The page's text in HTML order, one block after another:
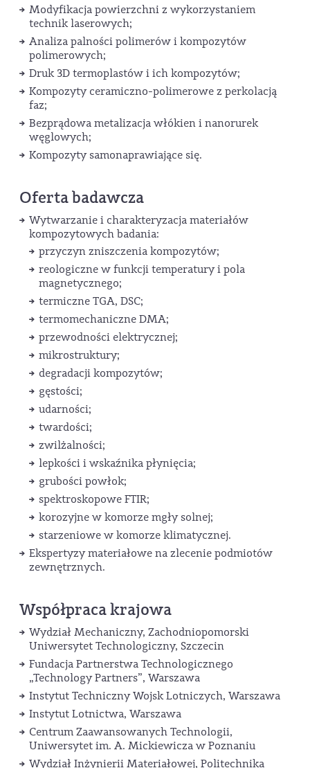
Modyfikacja powierzchni z wykorzystaniem
technik laserowych;
Analiza palności polimerów i kompozytów
polimerowych;
Druk 3D termoplastów i ich kompozytów;
Kompozyty ceramiczno-polimerowe z perkolacją
faz;
Bezprądowa metalizacja włókien i nanorurek
węglowych;
Kompozyty samonaprawiające się.
Oferta badawcza
Wytwarzanie i charakteryzacja materiałów
kompozytowych badania:
przyczyn zniszczenia kompozytów;
reologiczne w funkcji temperatury i pola
magnetycznego;
termiczne TGA, DSC;
termomechaniczne DMA;
przewodności elektrycznej;
mikrostruktury;
degradacji kompozytów;
gęstości;
udarności;
twardości;
zwilżalności;
lepkości i wskaźnika płynięcia;
grubości powłok;
spektroskopowe FTIR;
korozyjne w komorze mgły solnej;
starzeniowe w komorze klimatycznej.
Ekspertyzy materiałowe na zlecenie podmiotów
zewnętrznych.
Współpraca krajowa
Wydział Mechaniczny, Zachodniopomorski
Uniwersytet Technologiczny, Szczecin
Fundacja Partnerstwa Technologicznego
„Technology Partners”, Warszawa
Instytut Techniczny Wojsk Lotniczych, Warszawa
Instytut Lotnictwa, Warszawa
Centrum Zaawansowanych Technologii,
Uniwersytet im. A. Mickiewicza w Poznaniu
Wydział Inżynierii Materiałowej, Politechnika